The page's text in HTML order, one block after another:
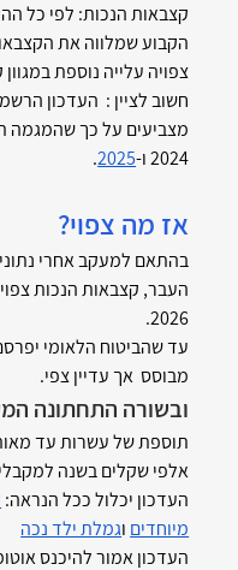
קצבאות הנכות: לפי כל
הקבוע שמלווה את
צפויה עלייה נוספת
חשוב לציין :  העדכון
מצביעים על כך שהמגמה
2024 ו- 2025
.
אז מה צפוי?
בהתאם למעקב אחרי
2026.
עד שהביטוח הלאומי
מבוסס  אך עדיין צפי.
ובשורה התחתונה
תוספת של עשרות עד
אלפי שקלים בשנה
העדכון יכלול ככל הנראה:
מיוחדים וגמלת ילד נכה